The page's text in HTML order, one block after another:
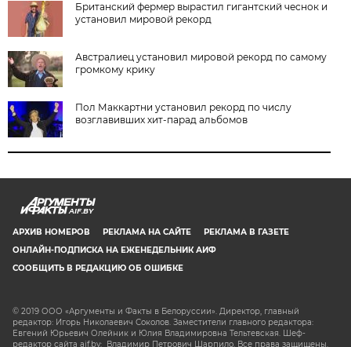
Британский фермер вырастил гигантский чеснок и
установил мировой рекорд
Австралиец установил мировой рекорд по самому
громкому крику
Пол Маккартни установил рекорд по числу
возглавивших хит-парад альбомов
AIF.BY
АРХИВ НОМЕРОВ РЕКЛАМА НА САЙТЕ
РЕКЛАМА В ГАЗЕТЕ
ОНЛАЙН-ПОДПИСКА НА ЕЖЕНЕДЕЛЬНИК АИФ
СООБЩИТЬ В РЕДАКЦИЮ ОБ ОШИБКЕ
© 2019 ООО «Аргументы и Факты в Белоруссии». Директор, главный
редактор: Игорь Николаевич Соколов. Заместители главного редактора:
Евгений Юрьевич Олейник и Юлия Владимировна Тельтевская. Шеф-
редактор сайта aif.by: Владимир Петрович Шарпило. Все права защищены.